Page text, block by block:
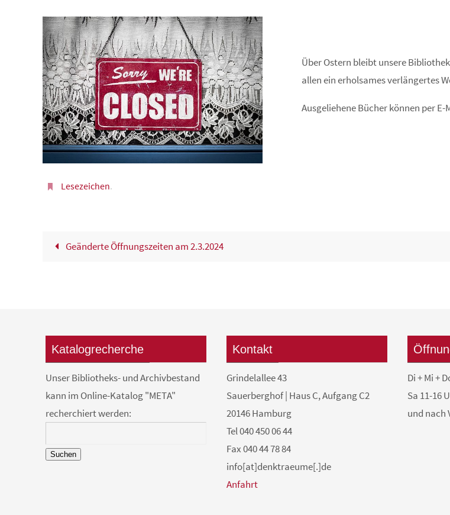
Über Ostern bleibt unsere
allen ein erholsames verlängertes
Ausgeliehene Bücher können per
Lesezeichen.
Geänderte Öffnungszeiten am 2.3.2024
Katalogrecherche
Unser Bibliotheks- und Archivbestand
kann im Online-Katalog "META"
recherchiert werden:
Suchen
Kontakt
Grindelallee 43
Sauerberghof | Haus C, Aufgang C2
20146 Hamburg
Tel 040 450 06 44
Fax 040 44 78 84
info[at]denktraeume[.]de
Anfahrt
Di + Mi +
Sa 11-16
und nach